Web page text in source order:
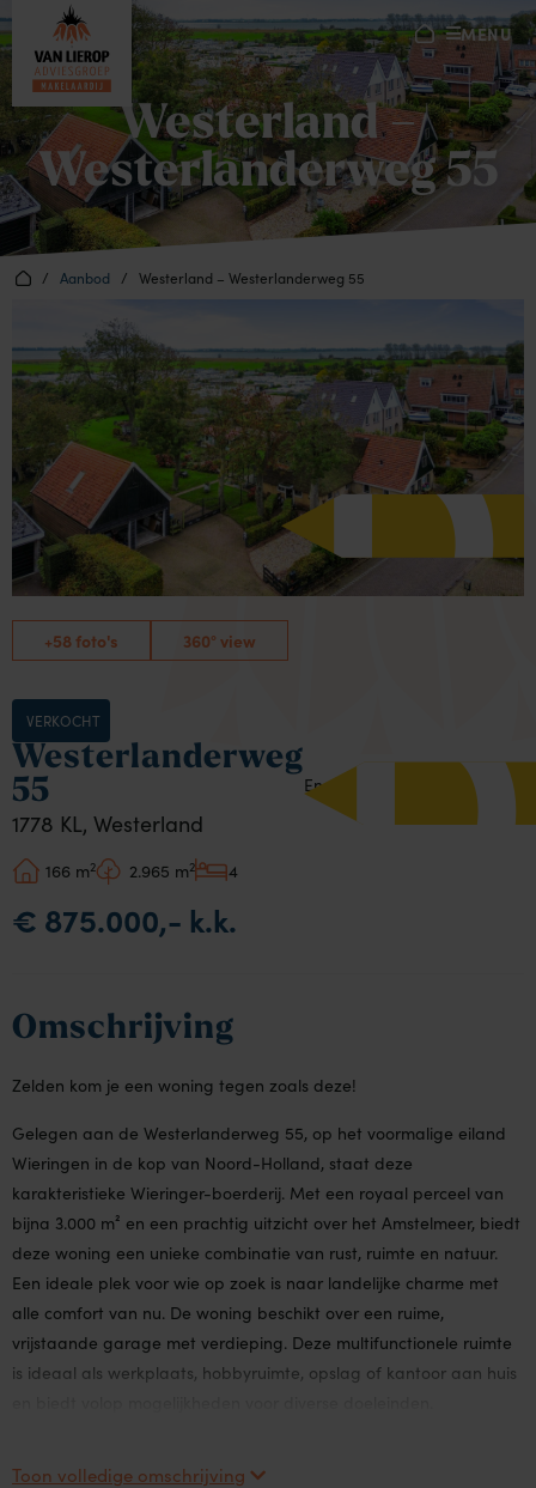
MENU
Westerland –
Westerlanderweg 55
/ Aanbod / Westerland – Westerlanderweg 55
D
+58 foto's 360° view
VERKOCHT
Westerlanderweg
55
1778 KL, Westerland
166 m2 2.965 m2 4
€ 875.000,- k.k.
Energielabel:
D
Omschrijving
Zelden kom je een woning tegen zoals deze!
Gelegen aan de Westerlanderweg 55, op het voormalige eiland
Wieringen in de kop van Noord-Holland, staat deze
karakteristieke Wieringer-boerderij. Met een royaal perceel van
bijna 3.000 m² en een prachtig uitzicht over het Amstelmeer, biedt
deze woning een unieke combinatie van rust, ruimte en natuur.
Een ideale plek voor wie op zoek is naar landelijke charme met
alle comfort van nu. De woning beschikt over een ruime,
vrijstaande garage met verdieping. Deze multifunctionele ruimte
is ideaal als werkplaats, hobbyruimte, opslag of kantoor aan huis
Toon volledige omschrijving